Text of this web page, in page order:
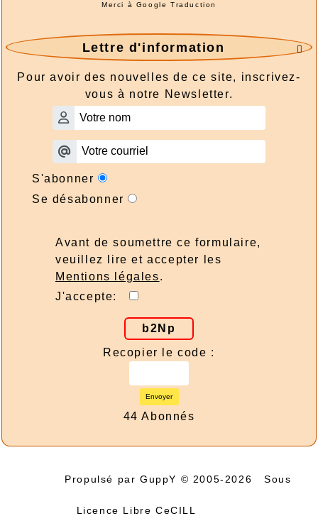
Merci à Google Traduction

Lettre d'information
Pour avoir des nouvelles de ce site, inscrivez-
vous à notre Newsletter.
S'abonner
Se désabonner
Avant de soumettre ce formulaire,
veuillez lire et accepter les
Mentions légales.
J'accepte:
b2Np
Recopier le code :
Envoyer
44 Abonnés
Propulsé par GuppY © 2005-2026 Sous
Licence Libre CeCILL